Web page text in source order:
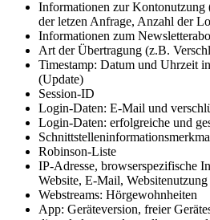
Informationen zur Kontonutzung
der letzen Anfrage, Anzahl der
Informationen zum
Art der Übertragung (z.B.
Timestamp: Datum und Uhrzeit
(Update)
Session-ID
Login-Daten: E-Mail und
Login-Daten: erfolgreiche und
Robinson-Liste
IP-Adresse, browserspezifische
Website, E-Mail, Websitenutzung
Webstreams: Hörgewohnheiten
App: Geräteversion, freier